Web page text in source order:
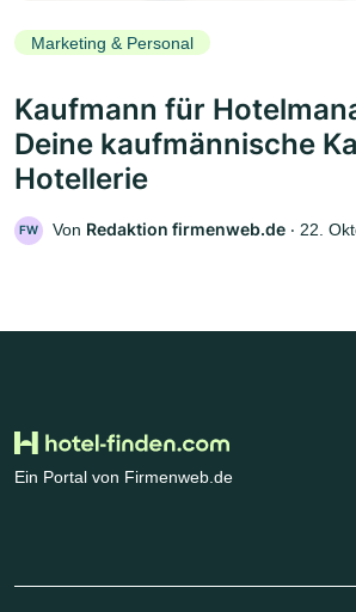
Marketing & Personal
Kaufmann für
Deine kaufmännische
Hotellerie
FW Von Redaktion firmenweb.de ‧ 22.
Ein Portal von Firmenweb.de